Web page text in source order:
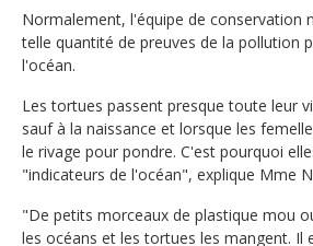
Normalement, l'équipe de conservation
telle quantité de preuves de la pollution
l'océan.
Les tortues passent presque toute leur
sauf à la naissance et lorsque les
le rivage pour pondre. C'est pourquoi
"indicateurs de l'océan", explique Mme
"De petits morceaux de plastique mou
les océans et les tortues les mangent. Il